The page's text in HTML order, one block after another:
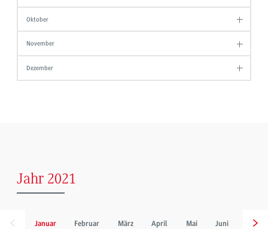
Oktober
November
Dezember
Jahr 2021
Januar Februar März April Mai Juni Juli